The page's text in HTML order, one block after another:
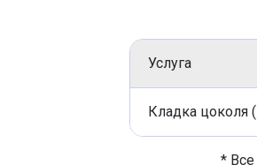
Услуга
Кладка цоколя
* Все